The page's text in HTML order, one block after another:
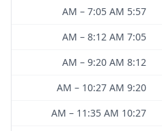
5:57 AM
– 7:05 AM
7:05 AM
– 8:12 AM
8:12 AM
– 9:20 AM
9:20 AM
– 10:27 AM
10:27 AM
– 11:35 AM